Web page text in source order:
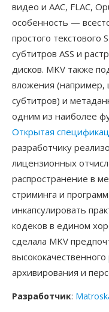
видео и AAC, FLAC,
особенность —
простого текстового
субтитров ASS и
дисков. MKV также
вложения
субтитров) и
одним из наиболее
Открытая
разработчику
лицензионных
распространение в
стриминга и
инкапсулировать
кодеков в едином
сделала MKV
архивирования и
Разработчик: